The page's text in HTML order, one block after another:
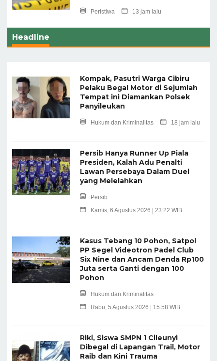
Peristiwa 13 jam lalu
Headline
Kompak, Pasutri Warga Cibiru
Pelaku Begal Motor di Sejumlah
Tempat ini Diamankan Polsek
Panyileukan
Hukum dan Kriminalitas 18 jam lalu
Persib Hanya Runner Up Piala
Presiden, Kalah Adu Penalti
Lawan Persebaya Dalam Duel
yang Melelahkan
Persib
Kamis, 6 Agustus 2026 | 23:22 WIB
Kasus Tebang 10 Pohon, Satpol
PP Segel Videotron Padel Club
Six Nine dan Ancam Denda Rp100
Juta serta Ganti dengan 100
Pohon
Hukum dan Kriminalitas
Rabu, 5 Agustus 2026 | 15:58 WIB
Riki, Siswa SMPN 1 Cileunyi
Dibegal di Lapangan Trail, Motor
Raib dan Kini Trauma